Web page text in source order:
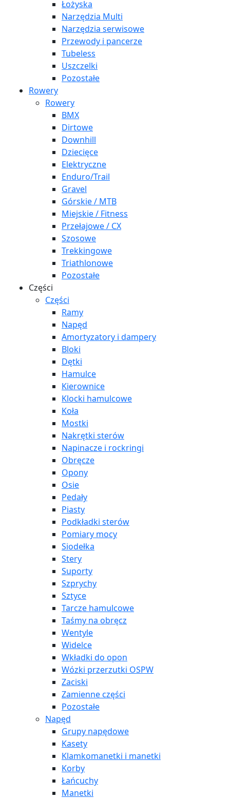
Łożyska
Narzędzia Multi
Narzędzia serwisowe
Przewody i pancerze
Tubeless
Uszczelki
Pozostałe
Rowery
Rowery
BMX
Dirtowe
Downhill
Dziecięce
Elektryczne
Enduro/Trail
Gravel
Górskie / MTB
Miejskie / Fitness
Przełajowe / CX
Szosowe
Trekkingowe
Triathlonowe
Pozostałe
Części
Części
Ramy
Napęd
Amortyzatory i dampery
Bloki
Dętki
Hamulce
Kierownice
Klocki hamulcowe
Koła
Mostki
Nakrętki sterów
Napinacze i rockringi
Obręcze
Opony
Osie
Pedały
Piasty
Podkładki sterów
Pomiary mocy
Siodełka
Stery
Suporty
Szprychy
Sztyce
Tarcze hamulcowe
Taśmy na obręcz
Wentyle
Widelce
Wkładki do opon
Wózki przerzutki OSPW
Zaciski
Zamienne części
Pozostałe
Napęd
Grupy napędowe
Kasety
Klamkomanetki i manetki
Korby
Łańcuchy
Manetki